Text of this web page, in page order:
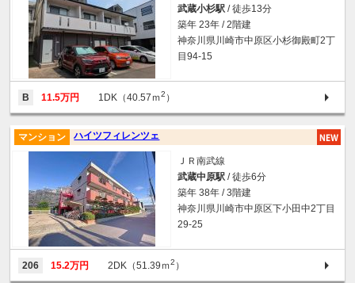
武蔵小杉駅 / 徒歩13分
築年 23年 / 2階建
神奈川県川崎市中原区小杉御殿町2丁
目94-15
B 11.5万円 1DK（40.57ｍ2 ）
ハイツフィレンツェ
マンション
ＪＲ南武線
武蔵中原駅 / 徒歩6分
築年 38年 / 3階建
神奈川県川崎市中原区下小田中2丁目
29-25
206 15.2万円 2DK（51.39ｍ2 ）